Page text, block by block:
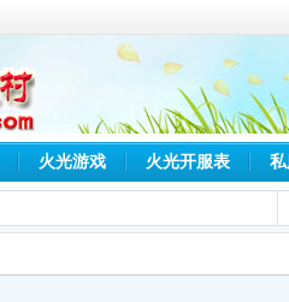
火光游戏 火光开服表